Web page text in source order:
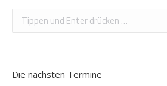
Search:
Die nächsten Termine